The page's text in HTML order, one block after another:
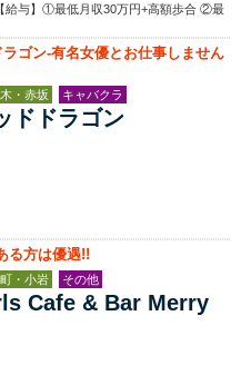
給与】①最低月収30万円+高額歩合 ②最
ゴン-有名女優とお仕事しません
・赤坂 キャバクラ
ドドラゴン
る方は優遇!!
・小岩 その他
Cafe & Bar Merry